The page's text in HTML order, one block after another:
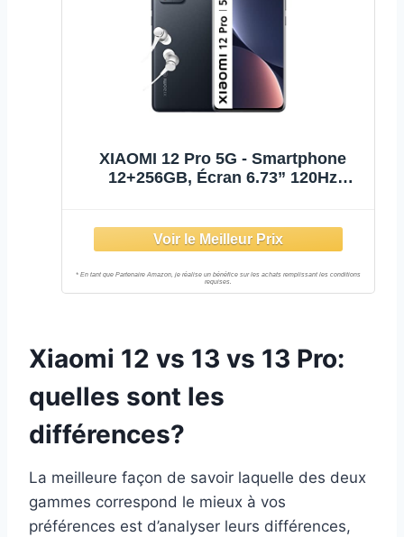
XIAOMI 12 Pro 5G - Smartphone
12+256GB, Écran 6.73” 120Hz
4600mAh, HyperCharge 120W, Gris
(Version Française + 2 Ans de
Garantie)
Xiaomi 12 vs 13 vs 13 Pro:
quelles sont les
différences?
La meilleure façon de savoir laquelle des deux
gammes correspond le mieux à vos
préférences est d’analyser leurs différences,